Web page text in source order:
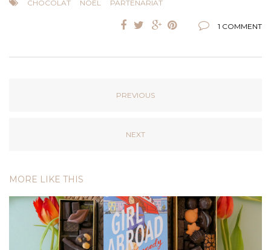
CHOCOLAT NOËL PARTENARIAT
1 COMMENT
PREVIOUS
NEXT
MORE LIKE THIS